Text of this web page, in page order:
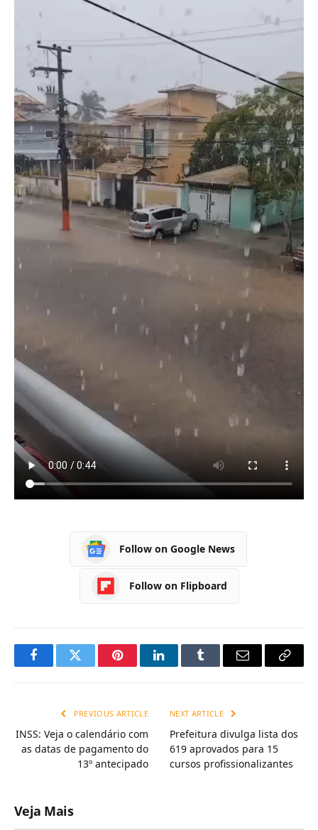
Follow on Google News
Follow on Flipboard
FacebookTwitter PinterestLinkedInTumblr Email
Copy
PREVIOUS ARTICLE
INSS: Veja o calendário com
as datas de pagamento do
13º antecipado
NEXT ARTICLE
Prefeitura divulga lista dos
619 aprovados para 15
cursos profissionalizantes
Veja Mais